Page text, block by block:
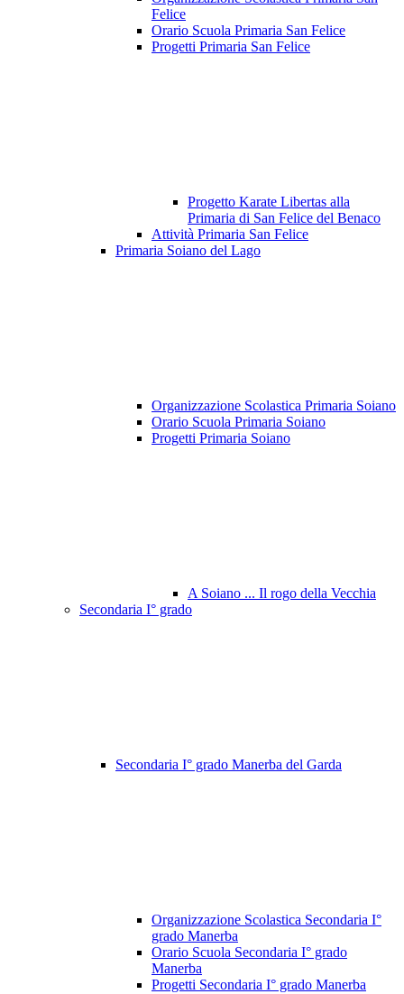
Felice
Orario Scuola Primaria San Felice
Progetti Primaria San Felice
Progetto Karate Libertas alla
Primaria di San Felice del Benaco
Attività Primaria San Felice
Primaria Soiano del Lago
Organizzazione Scolastica Primaria Soiano
Orario Scuola Primaria Soiano
Progetti Primaria Soiano
A Soiano ... Il rogo della Vecchia
Secondaria I° grado
Secondaria I° grado Manerba del Garda
Organizzazione Scolastica Secondaria I°
grado Manerba
Orario Scuola Secondaria I° grado
Manerba
Progetti Secondaria I° grado Manerba